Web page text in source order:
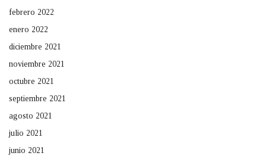
febrero 2022
enero 2022
diciembre 2021
noviembre 2021
octubre 2021
septiembre 2021
agosto 2021
julio 2021
junio 2021